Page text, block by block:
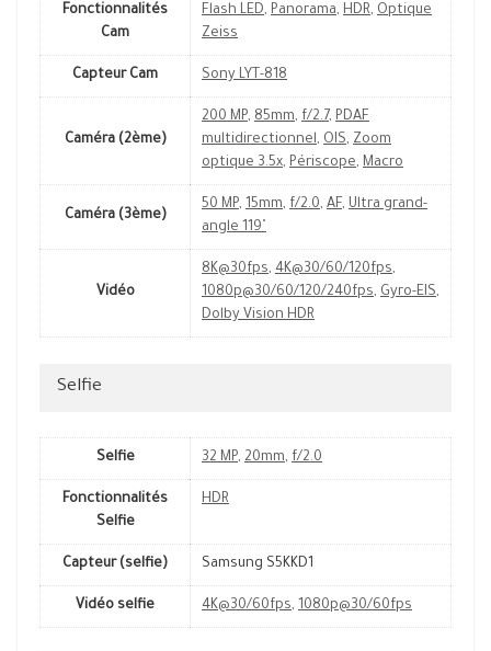
Fonctionnalités
Cam
Flash LED, Panorama, HDR, Optique
Zeiss
Capteur Cam Sony LYT-818
Caméra (2ème)
200 MP, 85mm, f/2.7, PDAF
multidirectionnel, OIS, Zoom
optique 3.5x, Périscope, Macro
Caméra (3ème)
50 MP, 15mm, f/2.0, AF, Ultra grand-
angle 119˚
Vidéo
8K@30fps, 4K@30/60/120fps,
1080p@30/60/120/240fps, Gyro-EIS,
Dolby Vision HDR
Selfie
Selfie 32 MP, 20mm, f/2.0
Fonctionnalités
Selfie
HDR
Capteur (selfie) Samsung S5KKD1
Vidéo selfie 4K@30/60fps, 1080p@30/60fps